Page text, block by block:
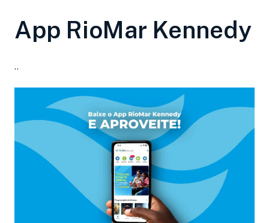
App RioMar Kennedy
..